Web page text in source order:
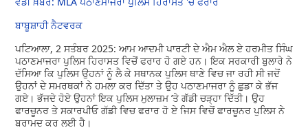
ਬਾਬੂਸ਼ਾਹੀ ਨੈਟਵਰਕ
ਪਟਿਆਲਾ, 2 ਸਤੰਬਰ 2025: ਆਮ ਆਦਮੀ ਪਾਰਟੀ ਦੇ ਐਮ ਐਲ ਏ ਹਰਮੀਤ ਸਿੰਘ
ਪਠਾਣਮਾਜਰਾ ਪੁਲਿਸ ਹਿਰਾਸਤ ਵਿਚੋਂ ਫਰਾਰ ਹੋ ਗਏ ਹਨ। ਇਕ ਸਰਕਾਰੀ ਬੁਲਾਰੇ ਨੇ
ਦੱਸਿਆ ਕਿ ਪੁਲਿਸ ਉਹਨਾਂ ਨੂੰ ਲੈ ਕੇ ਸਥਾਨਕ ਪੁਲਿਸ ਥਾਣੇ ਵਿਚ ਜਾ ਰਹੀ ਸੀ ਜਦੋਂ
ਉਹਨਾਂ ਦੇ ਸਮਰਥਕਾਂ ਨੇ ਹਮਲਾ ਕਰ ਦਿੱਤਾ ਤੇ ਉਹ ਪਠਾਣਮਾਜਰਾ ਨੂੰ ਛੁਡਾ ਕੇ ਭੱਜ
ਗਏ। ਭੱਜਦੇ ਹੋਏ ਉਹਨਾਂ ਇਕ ਪੁਲਿਸ ਮੁਲਾਜ਼ਮ ’ਤੇ ਗੱਡੀ ਚੜ੍ਹਾ ਦਿੱਤੀ। ਉਹ
ਫਾਰਚੂਨਰ ਤੇ ਸਕਾਰਪੀਓ ਗੱਡੀ ਵਿਚ ਫਰਾਰ ਹੋ ਏ ਜਿਸ ਵਿਚੋਂ ਫਾਰਚੂਨਰ ਪੁਲਿਸ ਨੇ
ਬਰਾਮਦ ਕਰ ਲਈ ਹੈ।